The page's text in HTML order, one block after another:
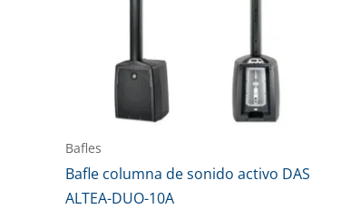
Bafles
Bafle columna de sonido activo DAS
ALTEA-DUO-10A